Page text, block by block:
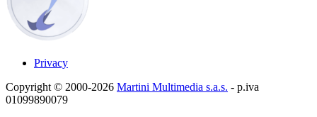
Privacy
Copyright © 2000-2026 Martini Multimedia s.a.s. - p.iva
01099890079